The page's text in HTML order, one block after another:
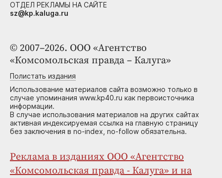
© 2007–2026. ООО «Агентство
«Комсомольская правда – Калуга»
Полистать издания
Использование материалов сайта возможно только в
случае упоминания www.kp40.ru как первоисточника
информации.
В случае использования материалов на других сайтах
активная индексируемая ссылка на главную страницу
без заключения в no-index, no-follow обязательна.
Реклама в изданиях ООО «Агентство
«Комсомольская правда - Калуга» и на
ОТДЕЛ РЕКЛАМЫ НА САЙТЕ
sz@kp.kaluga.ru